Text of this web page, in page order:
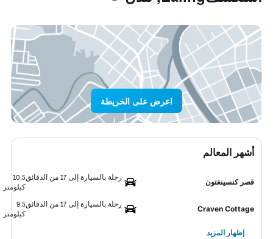
اعرض على الخريطة
أشهر المعالم
قصر كنسينغتون
رحلة بالسيارة إلى 17 من الدقائق
10.5
كيلومتر
Craven Cottage
رحلة بالسيارة إلى 17 من الدقائق
9.5
كيلومتر
إظهار المزيد